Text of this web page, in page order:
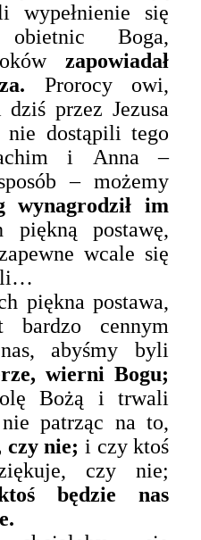
wypełnienie się
obietnic Boga,
zapowiadał
Prorocy owi,
przez Jezusa
nie dostąpili tego
i Anna –
– możemy
wynagrodził im
piękną postawę,
wcale się
piękna postawa,
cennym
abyśmy byli
wierni Bogu;
Bożą i trwali
patrząc na to,
czy nie; i czy ktoś
czy nie;
będzie nas